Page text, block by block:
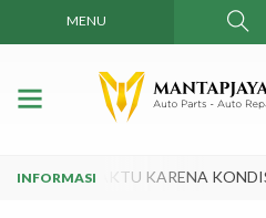
MENU
- WAKTU KARENA